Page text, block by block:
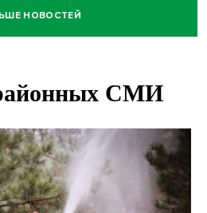
ребенком пострадали в ДТП на
неожиданно нашли в
сбил парочку подростков
НОВОСТЕЙ